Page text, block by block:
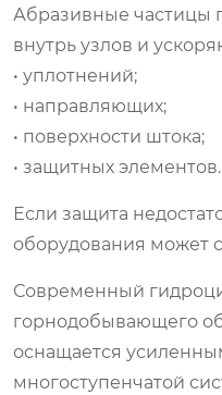
Абразивные частицы
внутрь узлов и
• уплотнений;
• направляющих;
• поверхности штока;
• защитных элементов.
Если защита
оборудования может
Современный
горнодобывающего
оснащается
многоступенчатой